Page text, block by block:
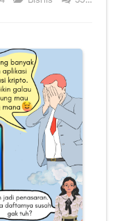
Produktif
Mengganggu Hidupmu!
dalam Bertransaksi
Jadi Makin Happy!
Diri Pasti Bertambah!
atau Berpisah"